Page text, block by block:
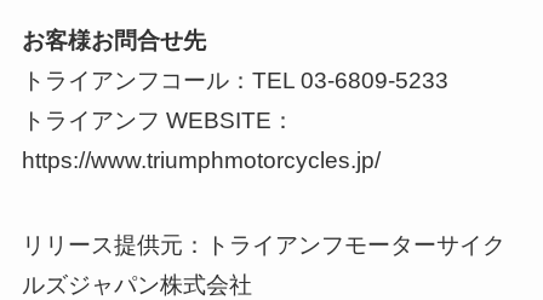
お客様お問合せ先
トライアンフコール：TEL 03-6809-5233
トライアンフ WEBSITE：
https://www.triumphmotorcycles.jp/
リリース提供元：トライアンフモーターサイク
ルズジャパン株式会社